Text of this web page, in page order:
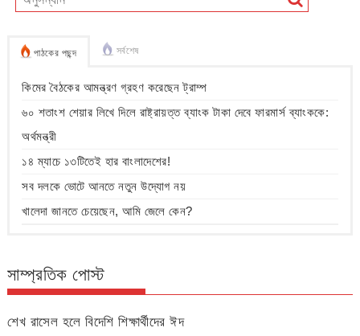
পাঠকের পছন্দ সর্বশেষ
কিমের বৈঠকের আমন্ত্রণ গ্রহণ করেছেন ট্রাম্প
৬০ শতাংশ শেয়ার লিখে দিলে রাষ্ট্রায়ত্ত ব্যাংক টাকা দেবে ফারমার্স ব্যাংককে:
অর্থমন্ত্রী
১৪ ম্যাচে ১৩টিতেই হার বাংলাদেশের!
সব দলকে ভোটে আনতে নতুন উদ্যোগ নয়
খালেদা জানতে চেয়েছেন, আমি জেলে কেন?
সাম্প্রতিক পোস্ট
শেখ রাসেল হলে বিদেশি শিক্ষার্থীদের ঈদ